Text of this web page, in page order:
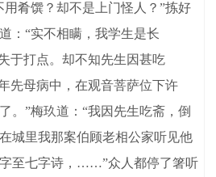
肴馔？却不是上门怪人？”拣好
：“实不相瞒，我学生是长
于打点。却不知先生因甚吃
先母病中，在观音菩萨位下许
。”梅玖道：“我因先生吃斋，倒
城里我那案伯顾老相公家听见他
至七字诗，……”众人都停了箸听